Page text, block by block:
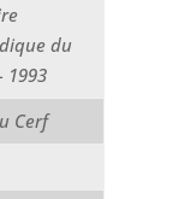
du
1993
Cerf